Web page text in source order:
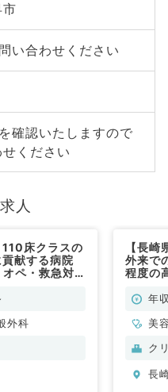
い合わせください
確認いたしますので
ください
人
110床クラスの
献する病院
ペ・救急対
勤）
外科
【長
外来で
程度の
年
美
科
ク
長